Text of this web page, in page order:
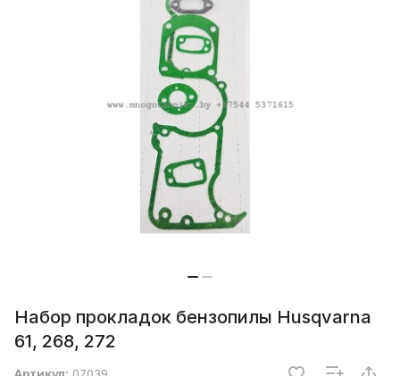
Набор прокладок бензопилы Husqvarna
61, 268, 272